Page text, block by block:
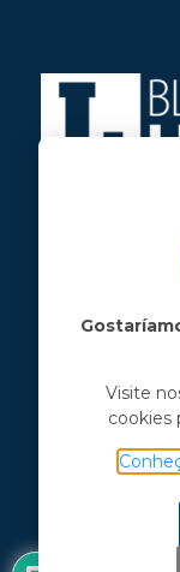
Jose
Formado
e tem pós-
e
MenuVisite
cookies